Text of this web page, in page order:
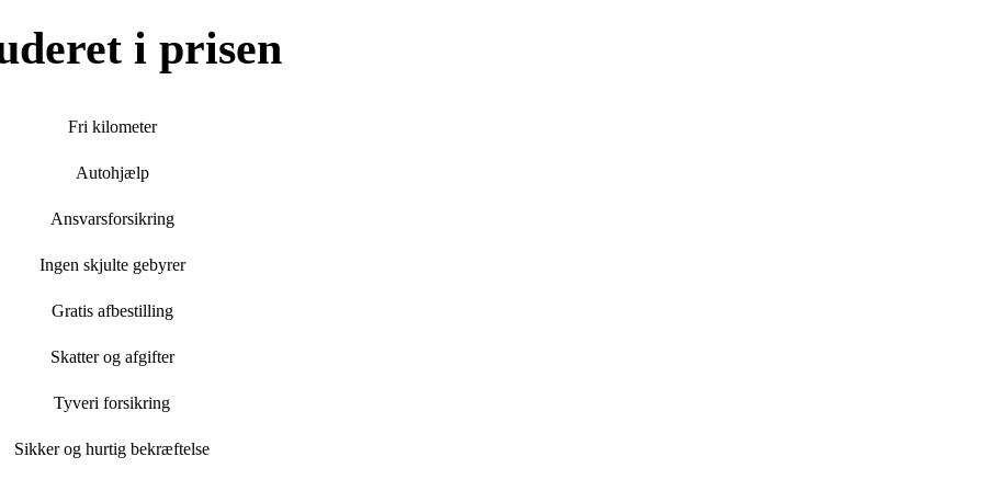
i prisen
Fri kilometer
Autohjælp
Ansvarsforsikring
Ingen skjulte gebyrer
Gratis afbestilling
Skatter og afgifter
Tyveri forsikring
Sikker og hurtig bekræftelse